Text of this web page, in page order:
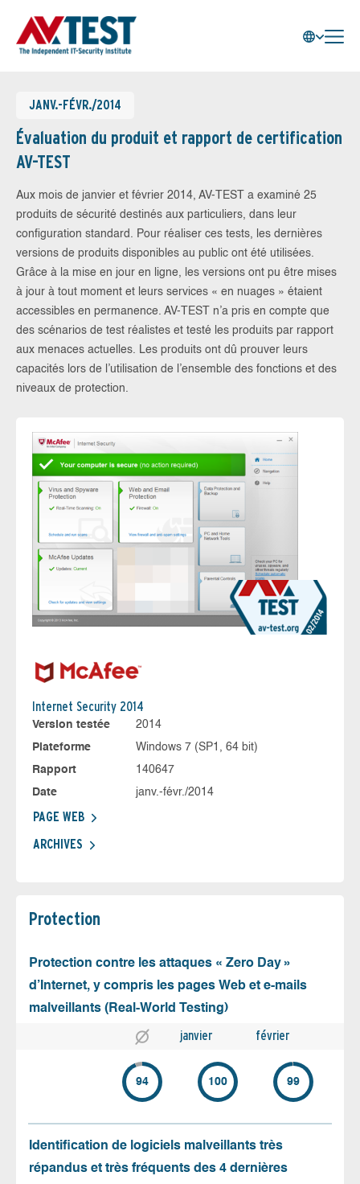
JANV.-FÉVR./2014
Évaluation du produit et rapport de certification
AV-TEST
Aux mois de janvier et février 2014, AV-TEST a examiné 25
produits de sécurité destinés aux particuliers, dans leur
configuration standard. Pour réaliser ces tests, les dernières
versions de produits disponibles au public ont été utilisées.
Grâce à la mise en jour en ligne, les versions ont pu être mises
à jour à tout moment et leurs services « en nuages » étaient
accessibles en permanence. AV-TEST n’a pris en compte que
des scénarios de test réalistes et testé les produits par rapport
aux menaces actuelles. Les produits ont dû prouver leurs
capacités lors de l’utilisation de l’ensemble des fonctions et des
niveaux de protection.
Internet Security 2014
Version testée
2014
Plateforme
Windows 7 (SP1, 64 bit)
Rapport
140647
Date
janv.-févr./2014
PAGE WEB
ARCHIVES
Protection
Protection contre les attaques « Zero Day »
d’Internet, y compris les pages Web et e-mails
malveillants (Real-World Testing)
janvier février
94 100 99
Identification de logiciels malveillants très
répandus et très fréquents des 4 dernières